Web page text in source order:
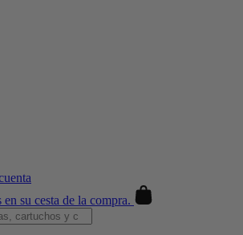
su cesta de la compra.